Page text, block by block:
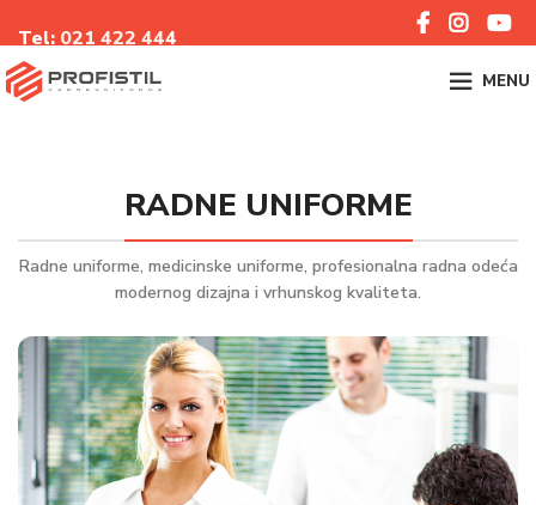
Tel: 021 422 444
MENU
RADNE UNIFORME
Radne uniforme, medicinske uniforme, profesionalna radna odeća
modernog dizajna i vrhunskog kvaliteta.